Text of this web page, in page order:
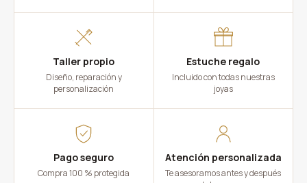
Taller propio
Diseño, reparación y
personalización
Estuche regalo
Incluido con todas nuestras
joyas
Pago seguro
Compra 100 % protegida
Atención personalizada
Te asesoramos antes y después